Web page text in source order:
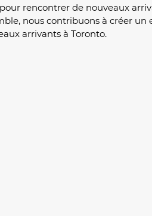
rencontrer de nouveaux
nous contribuons à créer
arrivants à Toronto.